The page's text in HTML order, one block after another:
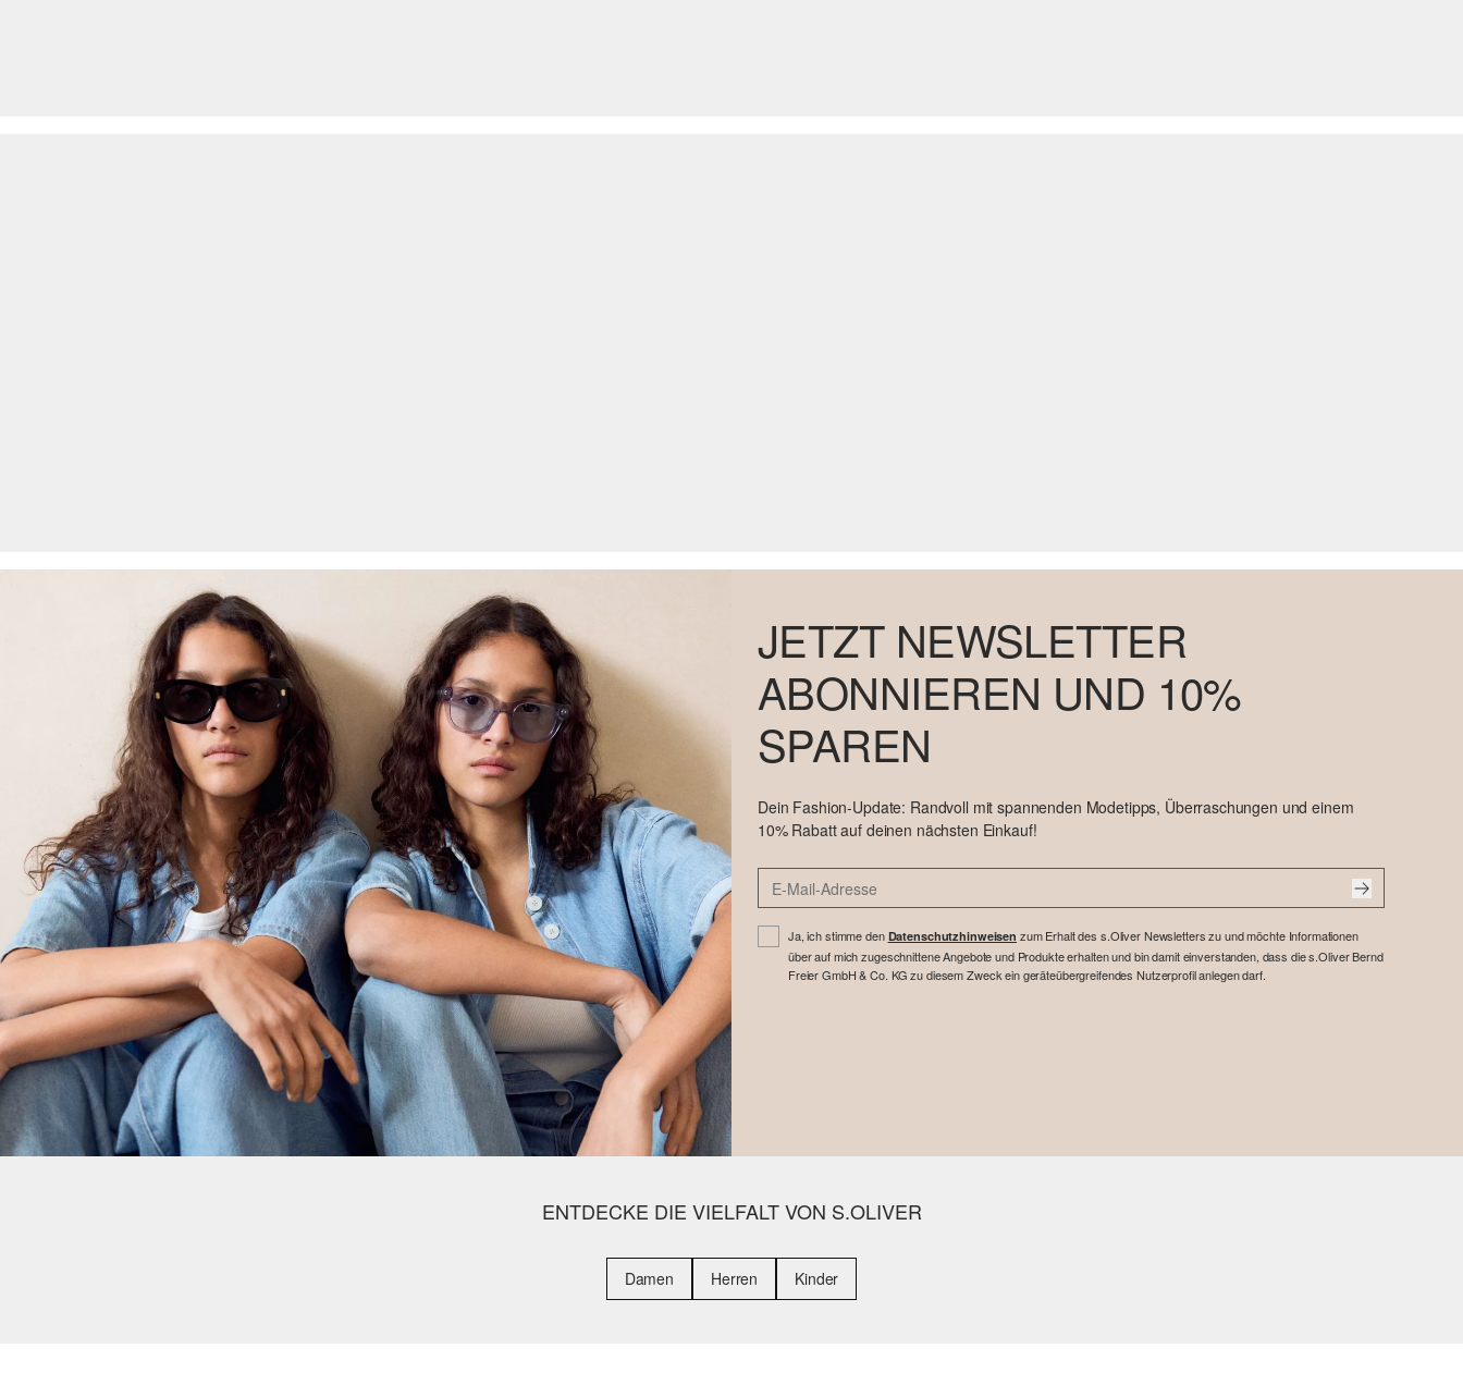
JETZT NEWSLETTER
ABONNIEREN UND 10%
SPAREN
Dein Fashion-Update: Randvoll mit spannenden Modetipps, Überraschungen und einem
10% Rabatt auf deinen nächsten Einkauf!
Ja, ich stimme den Datenschutzhinweisen zum Erhalt des s.Oliver Newsletters zu und möchte Informationen
über auf mich zugeschnittene Angebote und Produkte erhalten und bin damit einverstanden, dass die s.Oliver Bernd
Freier GmbH & Co. KG zu diesem Zweck ein geräteübergreifendes Nutzerprofil anlegen darf.
ENTDECKE DIE VIELFALT VON S.OLIVER
Damen Herren Kinder